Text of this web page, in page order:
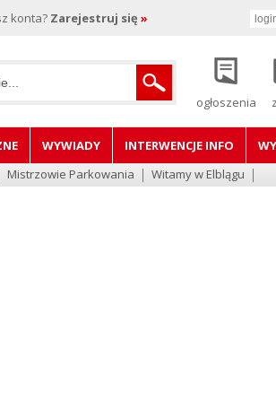
konta? Zarejestruj się »
ogłoszenia
WYWIADY INTERWENCJE INFO
Mistrzowie Parkowania Witamy w Elblągu